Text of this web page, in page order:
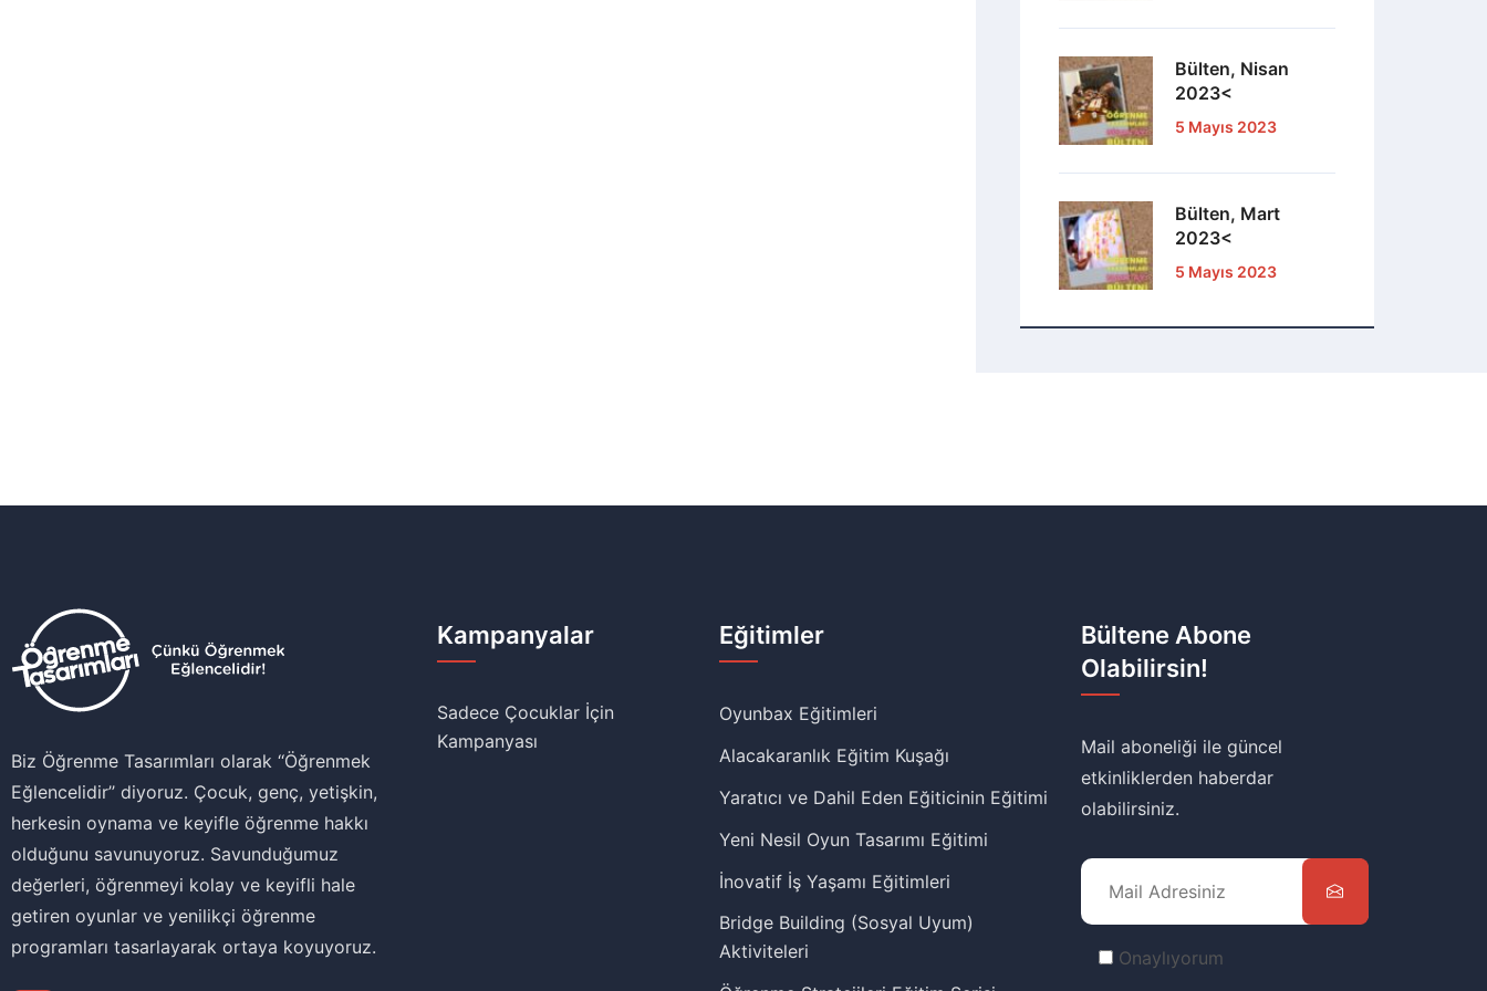
Bülten, Nisan
2023<
5 Mayıs 2023
Bülten, Mart
2023<
5 Mayıs 2023
Biz Öğrenme Tasarımları olarak ‘‘Öğrenmek
Eğlencelidir’’ diyoruz. Çocuk, genç, yetişkin,
herkesin oynama ve keyifle öğrenme hakkı
olduğunu savunuyoruz. Savunduğumuz
değerleri, öğrenmeyi kolay ve keyifli hale
getiren oyunlar ve yenilikçi öğrenme
programları tasarlayarak ortaya koyuyoruz.
Kampanyalar
Sadece Çocuklar İçin
Kampanyası
Eğitimler
Oyunbax Eğitimleri
Alacakaranlık Eğitim Kuşağı
Yaratıcı ve Dahil Eden Eğiticinin Eğitimi
Yeni Nesil Oyun Tasarımı Eğitimi
İnovatif İş Yaşamı Eğitimleri
Bridge Building (Sosyal Uyum)
Aktiviteleri
Bültene Abone
Olabilirsin!
Mail aboneliği ile güncel
etkinliklerden haberdar
olabilirsiniz.
Onaylıyorum